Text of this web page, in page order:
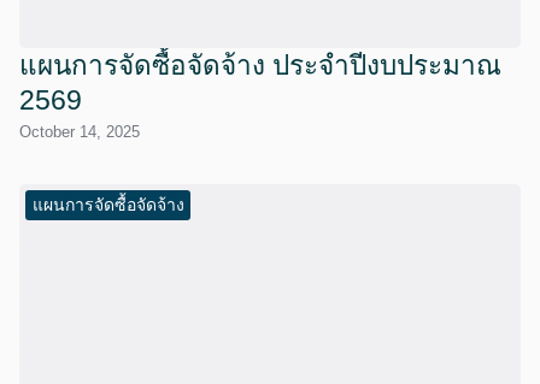
แผนการจัดซื้อจัดจ้าง ประจำปีงบประมาณ
2569
October 14, 2025
แผนการจัดซื้อจัดจ้าง